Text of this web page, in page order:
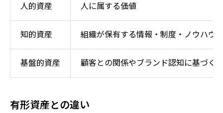
人的資産 人に属する価値
知的資産 組織が保有する情報・制度・ノウハウ
基盤的資産 顧客との関係やブランド認知に基づく
有形資産との違い